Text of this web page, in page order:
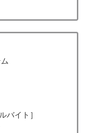
バイト］